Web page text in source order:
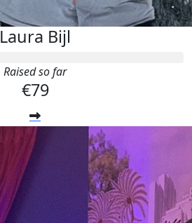
Laura Bijl
Raised so far
€79